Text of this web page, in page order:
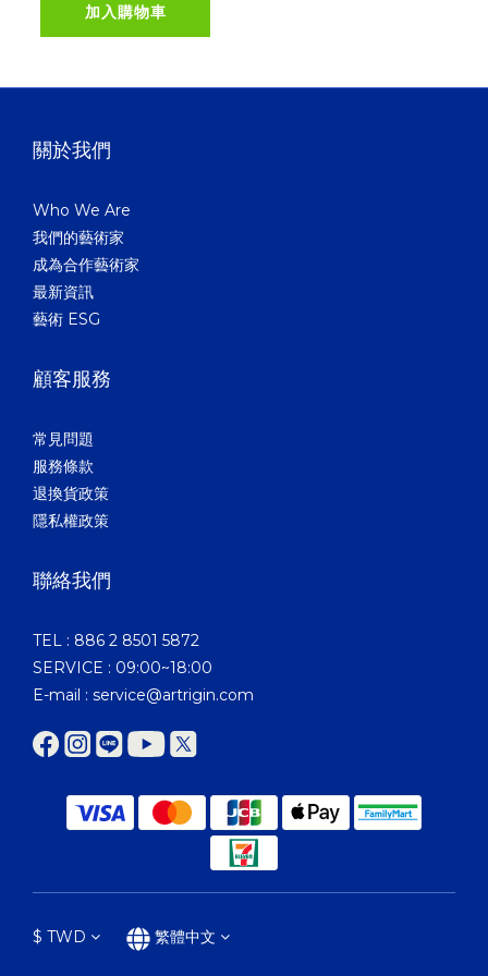
加入購物車
關於我們
Who We Are
我們的藝術家
成為合作藝術家
最新資訊
藝術 ESG
顧客服務
常見問題
服務條款
退換貨政策
隱私權政策
聯絡我們
TEL : 886 2 8501 5872
SERVICE : 09:00~18:00
E-mail : service@artrigin.com
$ TWD 繁體中文